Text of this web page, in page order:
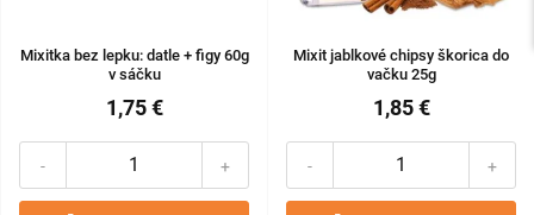
Mixitka bez lepku: datle + figy 60g
v sáčku
1,75 €
- +
Mixit jablkové chipsy škorica do
vačku 25g
1,85 €
- +